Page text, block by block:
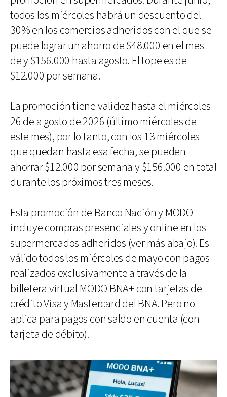
todos los miércoles habrá un descuento del
30% en los comercios adheridos con el que se
puede lograr un ahorro de $48.000 en el mes
de y $156.000 hasta agosto. El tope es de
$12.000 por semana.
La promoción tiene validez hasta el miércoles
26 de a gosto de 2026 (último miércoles de
este mes), por lo tanto, con los 13 miércoles
que quedan hasta esa fecha, se pueden
ahorrar $12.000 por semana y $156.000 en total
durante los próximos tres meses.
Esta promoción de Banco Nación y MODO
incluye compras presenciales y online en los
supermercados adheridos (ver más abajo). Es
válido todos los miércoles de mayo con pagos
realizados exclusivamente a través de la
billetera virtual MODO BNA+ con tarjetas de
crédito Visa y Mastercard del BNA. Pero no
aplica para pagos con saldo en cuenta (con
tarjeta de débito).